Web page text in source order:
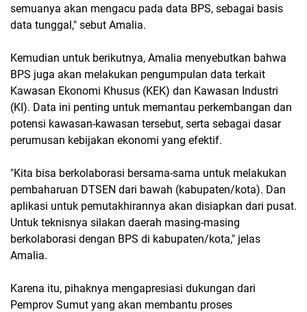
semuanya akan mengacu pada data BPS, sebagai basis
data tunggal," sebut Amalia.
Kemudian untuk berikutnya, Amalia menyebutkan bahwa
BPS juga akan melakukan pengumpulan data terkait
Kawasan Ekonomi Khusus (KEK) dan Kawasan Industri
(KI). Data ini penting untuk memantau perkembangan dan
potensi kawasan-kawasan tersebut, serta sebagai dasar
perumusan kebijakan ekonomi yang efektif.
"Kita bisa berkolaborasi bersama-sama untuk melakukan
pembaharuan DTSEN dari bawah (kabupaten/kota). Dan
aplikasi untuk pemutakhirannya akan disiapkan dari pusat.
Untuk teknisnya silakan daerah masing-masing
berkolaborasi dengan BPS di kabupaten/kota," jelas
Amalia.
Karena itu, pihaknya mengapresiasi dukungan dari
Pemprov Sumut yang akan membantu proses